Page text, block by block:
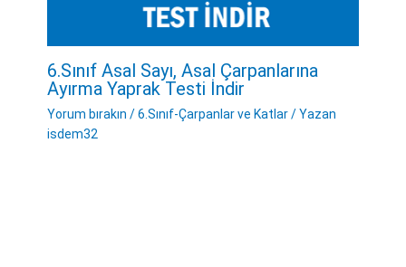
6.Sınıf Asal Sayı, Asal Çarpanlarına
Ayırma Yaprak Testi İndir
Yorum bırakın /6.Sınıf-Çarpanlar ve Katlar/ Yazan
isdem32